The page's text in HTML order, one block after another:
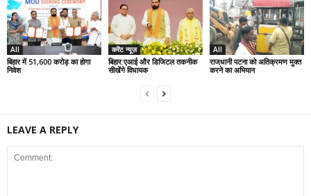
All
बिहार में 51,600 करोड़ का होगा
निवेश
करेंट न्यूज़
बिहार:एआई और डिजिटल तकनीक
सीखेंगे विधायक
All
राजधानी पटना को अतिक्रमण मुक्त
करने का अभियान
LEAVE A REPLY